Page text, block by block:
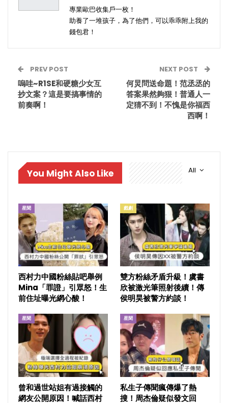
專業歐巴收集戶一枚！
助養了一堆孩子，為了他們，可以乖乖附上我的
錢包君！
PREV POST
嗚哇~R1SE和硬糖少女互
抄文案？這是要搞事情的
前奏啊！
NEXT POST
何炅問送命題！范丞丞的
答案果然夠狠！普通人一
定猜不到！不愧是你福西
西啊！
All
You Might Also Like
星聞
西村力中國粉絲貼吧舉例
Mina「罪證」引眾怒！生
前住址曝光網心酸！
戲劇
雙方粉絲矛盾升級！虞書
欣被激光筆照射後續！傳
侯明昊被警方約談！
星聞
曾和過世站姐有過接觸的
網友公開原因！喊話西村
星聞
私生子傳聞瘋傳爆了熱
搜！周杰倫疑似發文回